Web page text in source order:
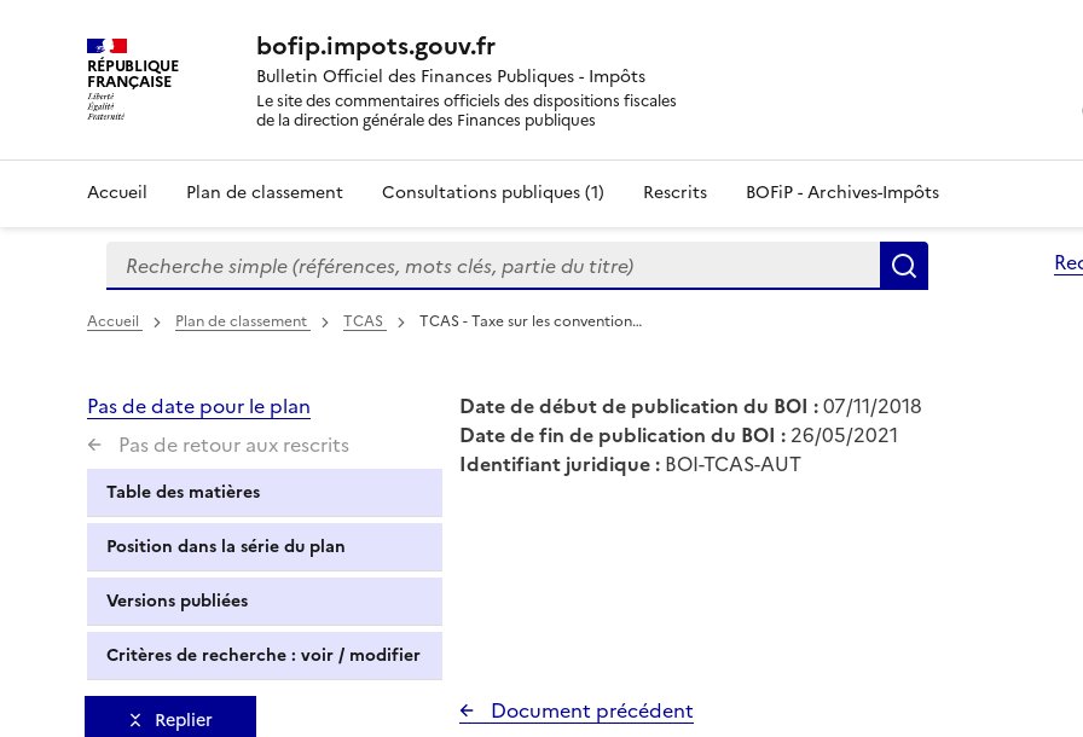
RÉPUBLIQUE
FRANÇAISE
bofip.impots.gouv.fr
Bulletin Officiel des Finances Publiques - Impôts
Le site des commentaires officiels des dispositions fiscales
de la direction générale des Finances publiques
Accueil Plan de classement Consultations publiques (1) Rescrits BOFiP - Archives-Impôts
Formulaire
de
recherche
Recherche simple (références, mots clés, partie du titre)
Accueil Plan de classement TCAS TCAS - Taxe sur les convention…
Pas de date pour le plan
Pas de retour aux rescrits
Table des matières
Position dans la série du plan
Versions publiées
Critères de recherche : voir / modifier
Date de début de publication du BOI :07/11/2018
Date de fin de publication du BOI : 26/05/2021
Identifiant juridique : BOI-TCAS-AUT
Replier Document précédent